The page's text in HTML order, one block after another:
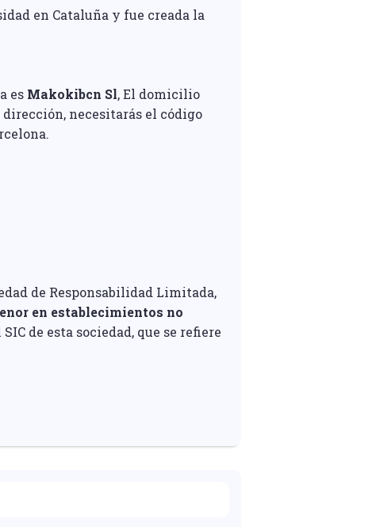
en Cataluña y fue creada la
es Makokibcn Sl, El domicilio
dirección, necesitarás el código
de Responsabilidad Limitada,
en establecimientos no
SIC de esta sociedad, que se refiere